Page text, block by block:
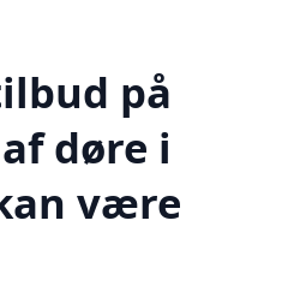
på
døre i
være